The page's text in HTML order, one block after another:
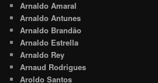
Arnaldo Amaral
Arnaldo Antunes
Arnaldo Brandão
Arnaldo Estrella
Arnaldo Rey
Arnaud Rodrigues
Aroldo Santos